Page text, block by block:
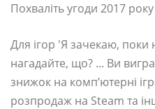
Похваліть угоди 2017 року
Для ігор 'Я зачекаю,
нагадайте, що? ... Ви
знижок на комп’ютерні
розпродаж на Steam та